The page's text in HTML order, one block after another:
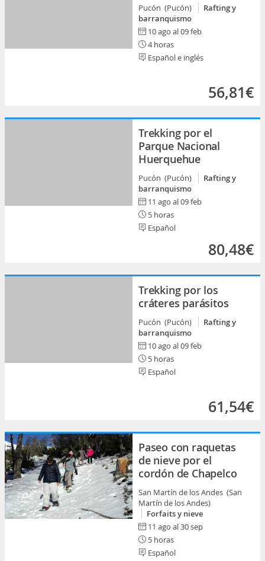
Pucón (Pucón)
Rafting y
barranquismo
10 ago al 09 feb
4 horas
Español e inglés
56,81€
Trekking por el
Parque Nacional
Huerquehue
Pucón (Pucón)
Rafting y
barranquismo
11 ago al 09 feb
5 horas
Español
80,48€
Trekking por los
cráteres parásitos
Pucón (Pucón)
Rafting y
barranquismo
10 ago al 09 feb
5 horas
Español
61,54€
Paseo con raquetas
de nieve por el
cordón de Chapelco
San Martín de los Andes (San
Martín de los Andes)
Forfaits y nieve
11 ago al 30 sep
5 horas
Español